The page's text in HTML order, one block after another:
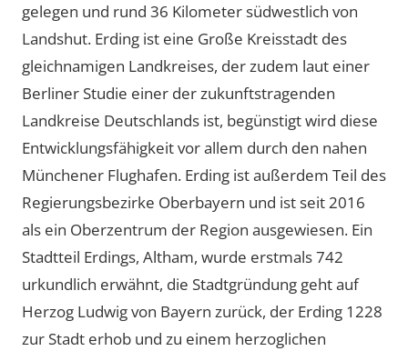
gelegen und rund 36 Kilometer südwestlich von
Landshut. Erding ist eine Große Kreisstadt des
gleichnamigen Landkreises, der zudem laut einer
Berliner Studie einer der zukunftstragenden
Landkreise Deutschlands ist, begünstigt wird diese
Entwicklungsfähigkeit vor allem durch den nahen
Münchener Flughafen. Erding ist außerdem Teil des
Regierungsbezirke Oberbayern und ist seit 2016
als ein Oberzentrum der Region ausgewiesen. Ein
Stadtteil Erdings, Altham, wurde erstmals 742
urkundlich erwähnt, die Stadtgründung geht auf
Herzog Ludwig von Bayern zurück, der Erding 1228
zur Stadt erhob und zu einem herzoglichen